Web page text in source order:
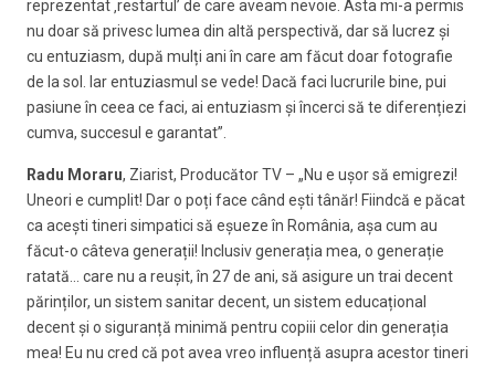
reprezentat ‚restartul’ de care aveam nevoie. Asta mi-a permis
nu doar să privesc lumea din altă perspectivă, dar să lucrez și
cu entuziasm, după mulți ani în care am făcut doar fotografie
de la sol. Iar entuziasmul se vede! Dacă faci lucrurile bine, pui
pasiune în ceea ce faci, ai entuziasm și încerci să te diferențiezi
cumva, succesul e garantat”.
Radu Moraru, Ziarist, Producător TV – „Nu e ușor să emigrezi!
Uneori e cumplit! Dar o poți face când ești tânăr! Fiindcă e păcat
ca acești tineri simpatici să eșueze în România, așa cum au
făcut-o câteva generații! Inclusiv generația mea, o generație
ratată… care nu a reușit, în 27 de ani, să asigure un trai decent
părinților, un sistem sanitar decent, un sistem educațional
decent și o siguranță minimă pentru copiii celor din generația
mea! Eu nu cred că pot avea vreo influență asupra acestor tineri